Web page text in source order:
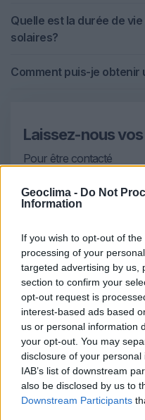
Geoclima - Do Not
Information
If you wish to opt-out of
processing of your
targeted advertising by us,
section to confirm your
opt-out request is
interest-based ads based
us or personal information
your opt-out. You may
disclosure of your
IAB’s list of downstream
also be disclosed by us to
Downstream Participants
Quelle est la durée de
solaires?
Comment puis-je obtenir
Laissez-nous
Pour être contacté
NOM
TÉLÉPHONE
EMAIL
OBSERVATIONS